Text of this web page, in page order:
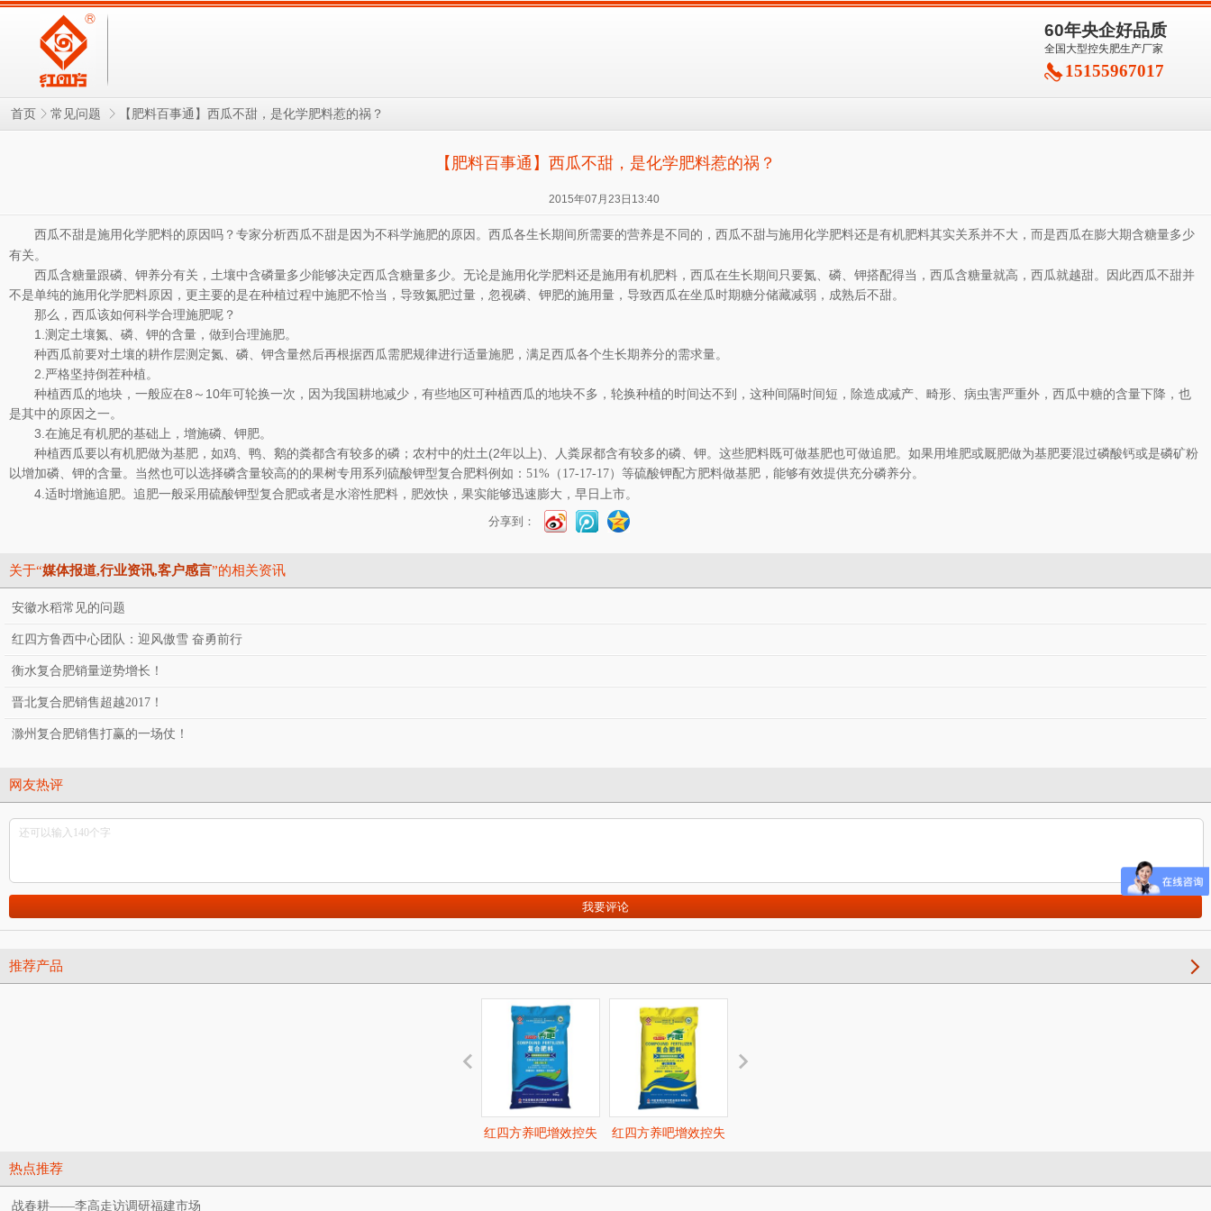
60年央企好品质
全国大型控失肥生产厂家
15155967017
首页 常见问题 【肥料百事通】西瓜不甜，是化学肥料惹的祸？
【肥料百事通】西瓜不甜，是化学肥料惹的祸？
2015年07月23日13:40
西瓜不甜是施用化学肥料的原因吗？专家分析西瓜不甜是因为不科学施肥的原因。西瓜各生长期间所需要的营养是不同的，西瓜不甜与施用化学肥料还是有机肥料其实关系并不大，而是西瓜在膨大期含糖量多少
有关。
西瓜含糖量跟磷、钾养分有关，土壤中含磷量多少能够决定西瓜含糖量多少。无论是施用化学肥料还是施用有机肥料，西瓜在生长期间只要氮、磷、钾搭配得当，西瓜含糖量就高，西瓜就越甜。因此西瓜不甜并
不是单纯的施用化学肥料原因，更主要的是在种植过程中施肥不恰当，导致氮肥过量，忽视磷、钾肥的施用量，导致西瓜在坐瓜时期糖分储藏减弱，成熟后不甜。
那么，西瓜该如何科学合理施肥呢？
1.测定土壤氮、磷、钾的含量，做到合理施肥。
种西瓜前要对土壤的耕作层测定氮、磷、钾含量然后再根据西瓜需肥规律进行适量施肥，满足西瓜各个生长期养分的需求量。
2.严格坚持倒茬种植。
种植西瓜的地块，一般应在8～10年可轮换一次，因为我国耕地减少，有些地区可种植西瓜的地块不多，轮换种植的时间达不到，这种间隔时间短，除造成减产、畸形、病虫害严重外，西瓜中糖的含量下降，也
是其中的原因之一。
3.在施足有机肥的基础上，增施磷、钾肥。
种植西瓜要以有机肥做为基肥，如鸡、鸭、鹅的粪都含有较多的磷；农村中的灶土(2年以上)、人粪尿都含有较多的磷、钾。这些肥料既可做基肥也可做追肥。如果用堆肥或厩肥做为基肥要混过磷酸钙或是磷矿粉
以增加磷、钾的含量。当然也可以选择磷含量较高的的果树专用系列硫酸钾型复合肥料例如： 51%（17-17-17）等硫酸钾配方肥料做基肥，能够有效提供充分磷养分。
4.适时增施追肥。追肥一般采用硫酸钾型复合肥或者是水溶性肥料，肥效快，果实能够迅速膨大，早日上市。
分享到：
关于“媒体报道,行业资讯,客户感言”的相关资讯
安徽水稻常见的问题
红四方鲁西中心团队：迎风傲雪 奋勇前行
衡水复合肥销量逆势增长！
晋北复合肥销售超越2017！
滁州复合肥销售打赢的一场仗！
网友热评
推荐产品
红四方养吧增效控失 红四方养吧增效控失
热点推荐
战春耕——李高走访调研福建市场